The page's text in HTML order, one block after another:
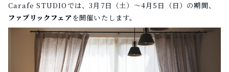
Carafe STUDIOでは、3月7日（土）〜4月5日（日）の期間、
ファブリックフェアを開催いたします。